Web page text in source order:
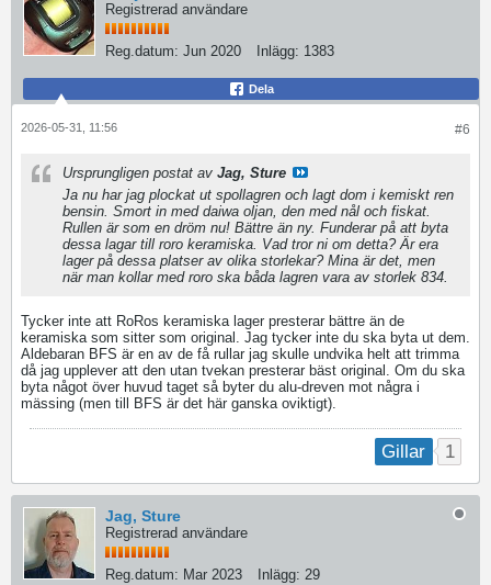
Registrerad användare
Reg.datum: Jun 2020 Inlägg: 1383
Dela
#6
2026-05-31, 11:56
Ursprungligen postat av Jag, Sture
Ja nu har jag plockat ut spollagren och lagt dom i kemiskt ren
bensin. Smort in med daiwa oljan, den med nål och fiskat.
Rullen är som en dröm nu! Bättre än ny. Funderar på att byta
dessa lagar till roro keramiska. Vad tror ni om detta? Är era
lager på dessa platser av olika storlekar? Mina är det, men
när man kollar med roro ska båda lagren vara av storlek 834.
Tycker inte att RoRos keramiska lager presterar bättre än de
keramiska som sitter som original. Jag tycker inte du ska byta ut dem.
Aldebaran BFS är en av de få rullar jag skulle undvika helt att trimma
då jag upplever att den utan tvekan presterar bäst original. Om du ska
byta något över huvud taget så byter du alu-dreven mot några i
mässing (men till BFS är det här ganska oviktigt).
Gillar 1
Jag, Sture
Registrerad användare
Reg.datum: Mar 2023 Inlägg: 29